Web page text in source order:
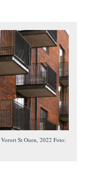
St Ouen, 2022 Foto: